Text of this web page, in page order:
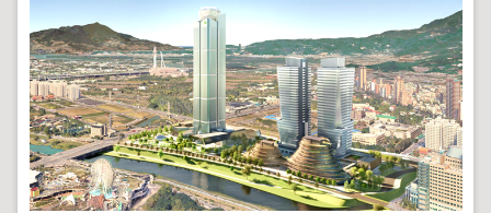
地
政
局
明
日
社
子
島